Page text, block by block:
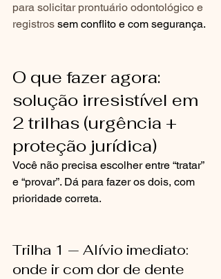
para solicitar prontuário odontológico e
registros sem conflito e com segurança.
O que fazer agora:
solução irresistível em
2 trilhas (urgência +
proteção jurídica)
Você não precisa escolher entre “tratar”
e “provar”. Dá para fazer os dois, com
prioridade correta.
Trilha 1 — Alívio imediato:
onde ir com dor de dente